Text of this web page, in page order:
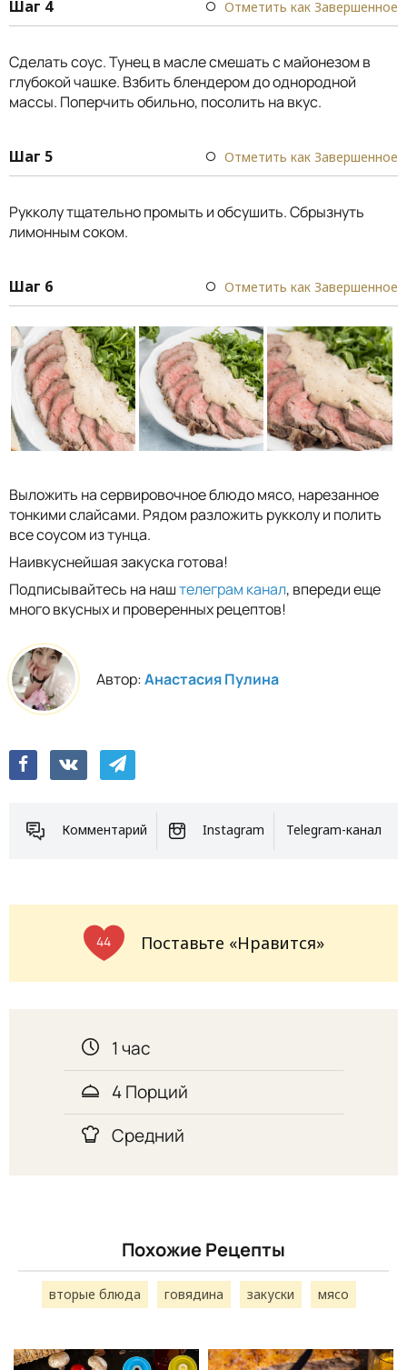
Шаг 4 Отметить как Завершенное
Сделать соус. Тунец в масле смешать с майонезом в
глубокой чашке. Взбить блендером до однородной
массы. Поперчить обильно, посолить на вкус.
Шаг 5 Отметить как Завершенное
Рукколу тщательно промыть и обсушить. Сбрызнуть
лимонным соком.
Шаг 6 Отметить как Завершенное
Выложить на сервировочное блюдо мясо, нарезанное
тонкими слайсами. Рядом разложить рукколу и полить
все соусом из тунца.
Наивкуснейшая закуска готова!
Подписывайтесь на наштелеграм канал, впереди еще
много вкусных и проверенных рецептов!
Автор:Анастасия Пулина
Комментарий Instagram Telegram-канал
44 Поставьте «Нравится»
1 час
4 Порций
Средний
Похожие Рецепты
вторые блюда говядина закуски мясо